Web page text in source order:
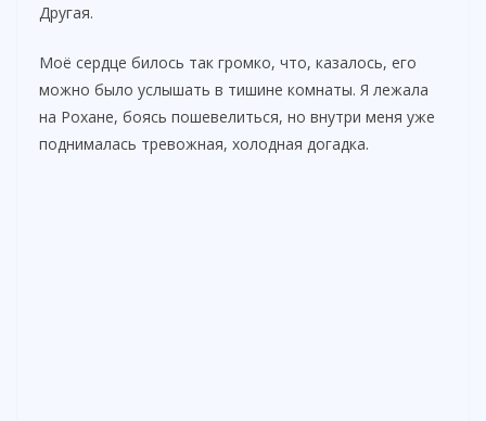
Другая.
Моё сердце билось так громко, что, казалось, его
можно было услышать в тишине комнаты. Я лежала
на Рохане, боясь пошевелиться, но внутри меня уже
поднималась тревожная, холодная догадка.